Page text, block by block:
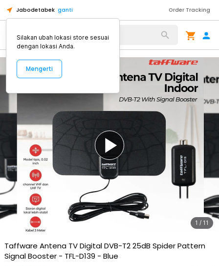
Jabodetabek ganti Order Tracking
Alat Kopi
1 / 11
Taffware Antena TV Digital DVB-T2 25dB Spider Pattern
Signal Booster - TFL-D139 - Blue
Silakan ubah lokasi store sesuai
dengan lokasi Anda.
Mengerti